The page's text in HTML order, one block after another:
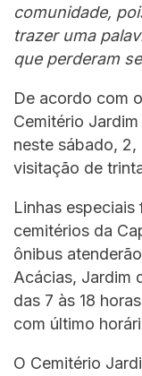
comunidade,
trazer uma
que perderam
De acordo com
Cemitério
neste sábado,
visitação de
Linhas
cemitérios da
ônibus
Acácias, Jardim
das 7 às 18
com último
O Cemitério